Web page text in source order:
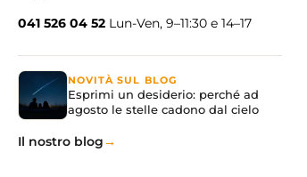
041 526 04 52 Lun-Ven, 9–11:30 e 14–17
NOVITÀ SUL BLOG
Esprimi un desiderio: perché ad
agosto le stelle cadono dal cielo
Il nostro blog